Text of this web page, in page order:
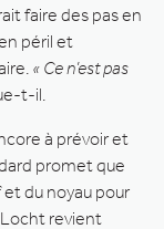
faire des pas en
péril et
« Ce n’est pas
t-il.
à prévoir et
promet que
du noyau pour
Locht revient